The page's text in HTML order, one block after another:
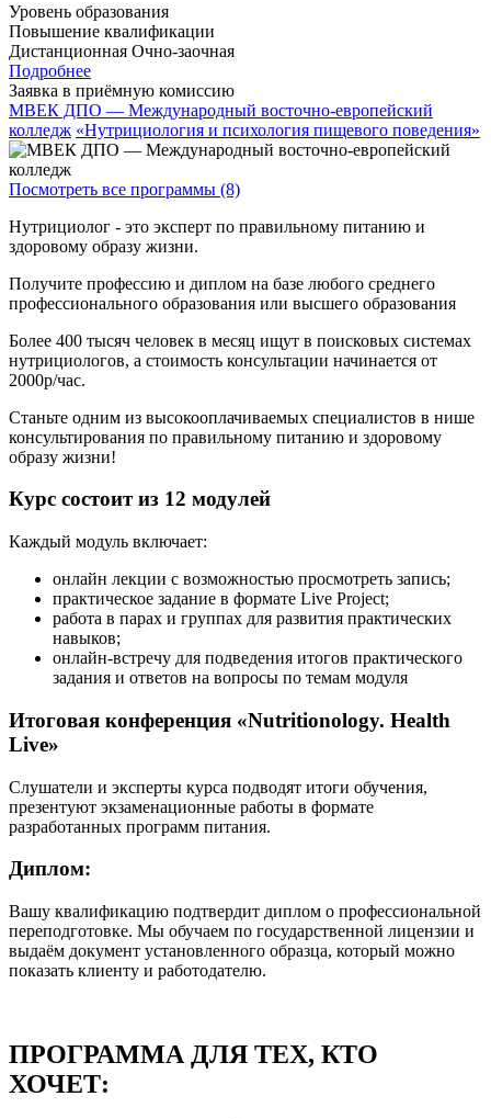
Уровень образования
Повышение квалификации
Дистанционная Очно-заочная
Подробнее
Заявка в приёмную комиссию
МВЕК ДПО — Международный восточно-европейский
колледж «Нутрициология и психология пищевого поведения»
Посмотреть все программы (8)
Нутрициолог - это эксперт по правильному питанию и
здоровому образу жизни.
Получите профессию и диплом на базе любого среднего
профессионального образования или высшего образования
Более 400 тысяч человек в месяц ищут в поисковых системах
нутрициологов, а стоимость консультации начинается от
2000р/час.
Станьте одним из высокооплачиваемых специалистов в нише
консультирования по правильному питанию и здоровому
образу жизни!
Курс состоит из 12 модулей
Каждый модуль включает:
онлайн лекции с возможностью просмотреть запись;
практическое задание в формате Live Project;
работа в парах и группах для развития практических
навыков;
онлайн-встречу для подведения итогов практического
задания и ответов на вопросы по темам модуля
Итоговая конференция «Nutritionology. Health
Live»
Слушатели и эксперты курса подводят итоги обучения,
презентуют экзаменационные работы в формате
разработанных программ питания.
Диплом:
Вашу квалификацию подтвердит диплом о профессиональной
переподготовке. Мы обучаем по государственной лицензии и
выдаём документ установленного образца, который можно
показать клиенту и работодателю.
ПРОГРАММА ДЛЯ ТЕХ, КТО
ХОЧЕТ: